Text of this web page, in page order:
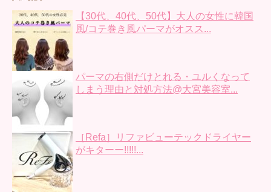
【30代、40代、50代】大人の女性に韓国
風/コテ巻き風パーマがオスス...
パーマの右側だけとれる・ユルくなって
しまう理由と対処方法@大宮美容室...
［Refa］リファビューテックドライヤー
がキターー!!!!!...